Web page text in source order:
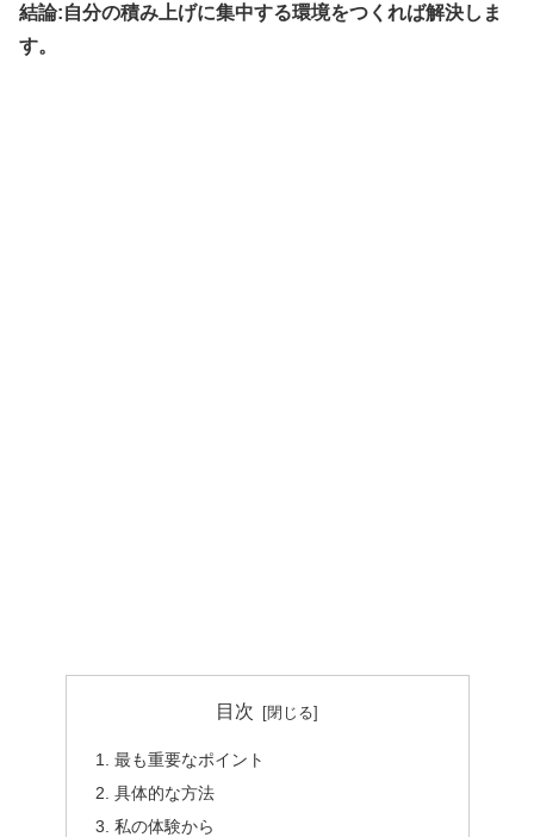
結論:自分の積み上げに集中する環境をつくれば解決しま
す。
目次
最も重要なポイント
具体的な方法
私の体験から